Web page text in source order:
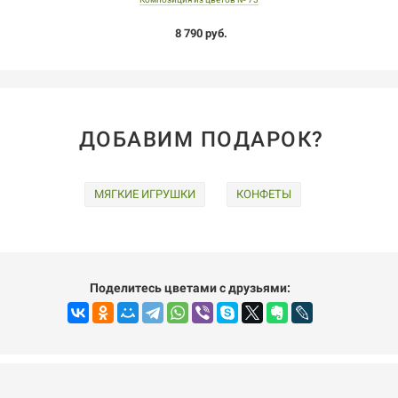
8 790 руб.
ДОБАВИМ ПОДАРОК?
МЯГКИЕ ИГРУШКИ КОНФЕТЫ
Поделитесь цветами с друзьями: